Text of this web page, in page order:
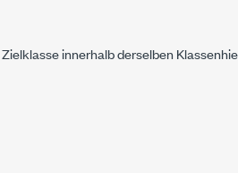
Zielklasseinnerhalb derselben